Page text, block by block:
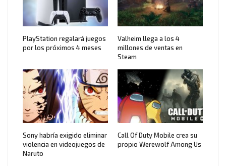
PlayStation regalará juegos
por los próximos 4 meses
Valheim llega a los 4
millones de ventas en
Steam
Sony habría exigido eliminar
violencia en videojuegos de
Naruto
Call Of Duty Mobile crea su
propio Werewolf Among Us